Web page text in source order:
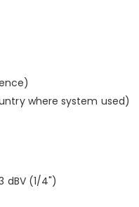
where system used)
dBV (1/4")